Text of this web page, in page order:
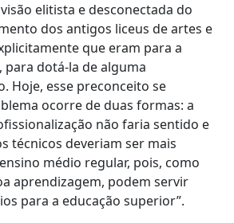
elitista e desconectada do
dos antigos liceus de artes e
que eram para a
dotá-la de alguma
Hoje, esse preconceito se
ocorre de duas formas: a
não faria sentido e
técnicos deveriam ser mais
médio regular, pois, como
aprendizagem, podem servir
para a educação superior”.